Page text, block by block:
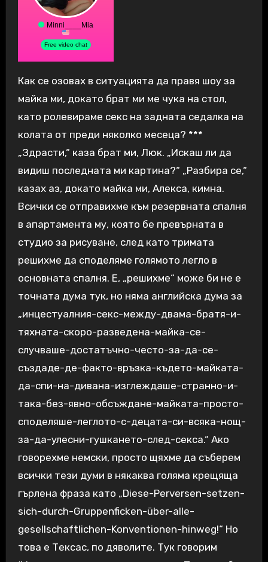
Как се озовах в ситуацията да правя шоу за
майка ми, докато брат ми ме чука на стол,
като ролевираме секс на задната седалка на
колата от преди няколко месеца? ***
„Здрасти,“ каза брат ми, Люк. „Искаш ли да
видиш последната ми картина?“ „Разбира се,“
казах аз, докато майка ми, Алекса, кимна.
Всички се отправихме към резервната спалня
в апартамента му, която бе превърната в
студио за рисуване, след като тримата
решихме да споделяме голямото легло в
основната спалня. Е, „решихме“ може би не е
точната дума тук, но няма английска дума за
„инцестуалния-секс-между-двама-братя-и-
тяхната-скоро-разведена-майка-се-
случваше-достатъчно-често-за-да-се-
създаде-де-факто-връзка-където-майката-
да-спи-на-дивана-изглеждаше-странно-и-
така-без-явно-обсъждане-майката-просто-
споделяше-леглото-с-децата-си-всяка-нощ-
за-да-улесни-гушкането-след-секса.“ Ако
говорехме немски, просто щяхме да съберем
всички тези думи в някаква голяма крещяща
гърлена фраза като „Diese-Perversen-setzen-
sich-durch-Gruppenficken-über-alle-
gesellschaftlichen-Konventionen-hinweg!“ Но
това е Тексас, по дяволите. Тук говорим